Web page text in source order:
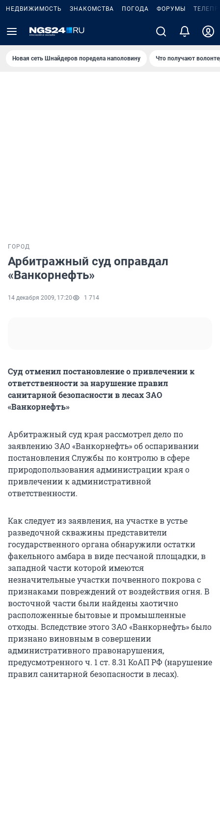
НЕДВИЖИМОСТЬ ЗНАКОМСТВА ПОГОДА ФОРУМЫ
Новая сеть Шнайдеров поредела наполовину Что получают
ГОРОД
Арбитражный суд оправдал
«Ванкорнефть»
14 декабря 2009, 17:20 1 714
Суд отменил постановление о привлечении к
ответственности за нарушение правил
санитарной безопасности в лесах ЗАО
«Ванкорнефть»
Арбитражный суд края рассмотрел дело по
заявлению ЗАО «Ванкорнефть» об оспаривании
постановления Службы по контролю в сфере
природопользования администрации края о
привлечении к административной
ответственности.
Как следует из заявления, на участке в устье
разведочной скважины представители
государственного органа обнаружили остатки
факельного амбара в виде песчаной площадки, в
западной части которой имеются
незначительные участки почвенного покрова с
признаками повреждений от воздействия огня. В
восточной части были найдены хаотично
расположенные бытовые и промышленные
отходы. Вследствие этого ЗАО «Ванкорнефть» было
признано виновным в совершении
административного правонарушения,
предусмотренного ч. 1 ст. 8.31 КоАП РФ (нарушение
правил санитарной безопасности в лесах).